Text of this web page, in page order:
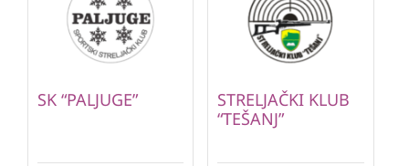
SK “PALJUGE”
STRELJAČKI KLUB
“TEŠANJ”